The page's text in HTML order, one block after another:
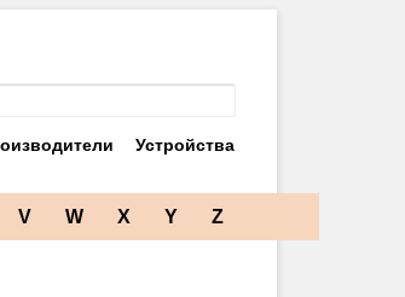
Устройства
V W X Y Z